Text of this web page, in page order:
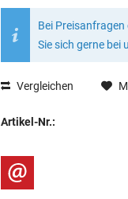
Bei
Sie sich gerne bei
Vergleichen
Artikel-Nr.: